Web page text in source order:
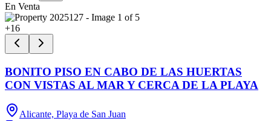
En Venta
+16
BONITO PISO EN CABO DE LAS HUERTAS
CON VISTAS AL MAR Y CERCA DE LA PLAYA
Alicante, Playa de San Juan